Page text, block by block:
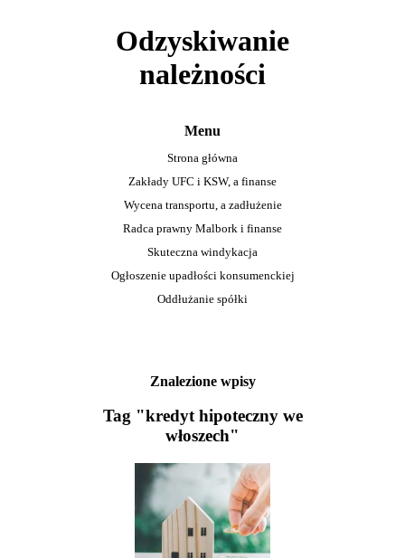
Odzyskiwanie
należności
Menu
Strona główna
Zakłady UFC i KSW, a finanse
Wycena transportu, a zadłużenie
Radca prawny Malbork i finanse
Skuteczna windykacja
Ogłoszenie upadłości konsumenckiej
Oddłużanie spółki
Znalezione wpisy
Tag "kredyt hipoteczny we
włoszech"